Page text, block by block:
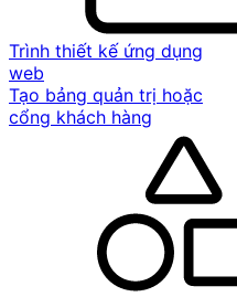
Trình thiết kế ứng dụng
web
Tạo bảng quản trị hoặc
cổng khách hàng